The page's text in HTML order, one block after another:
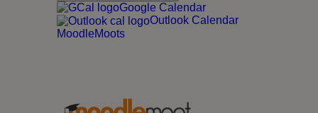
Google Calendar
Outlook Calendar
MoodleMoots